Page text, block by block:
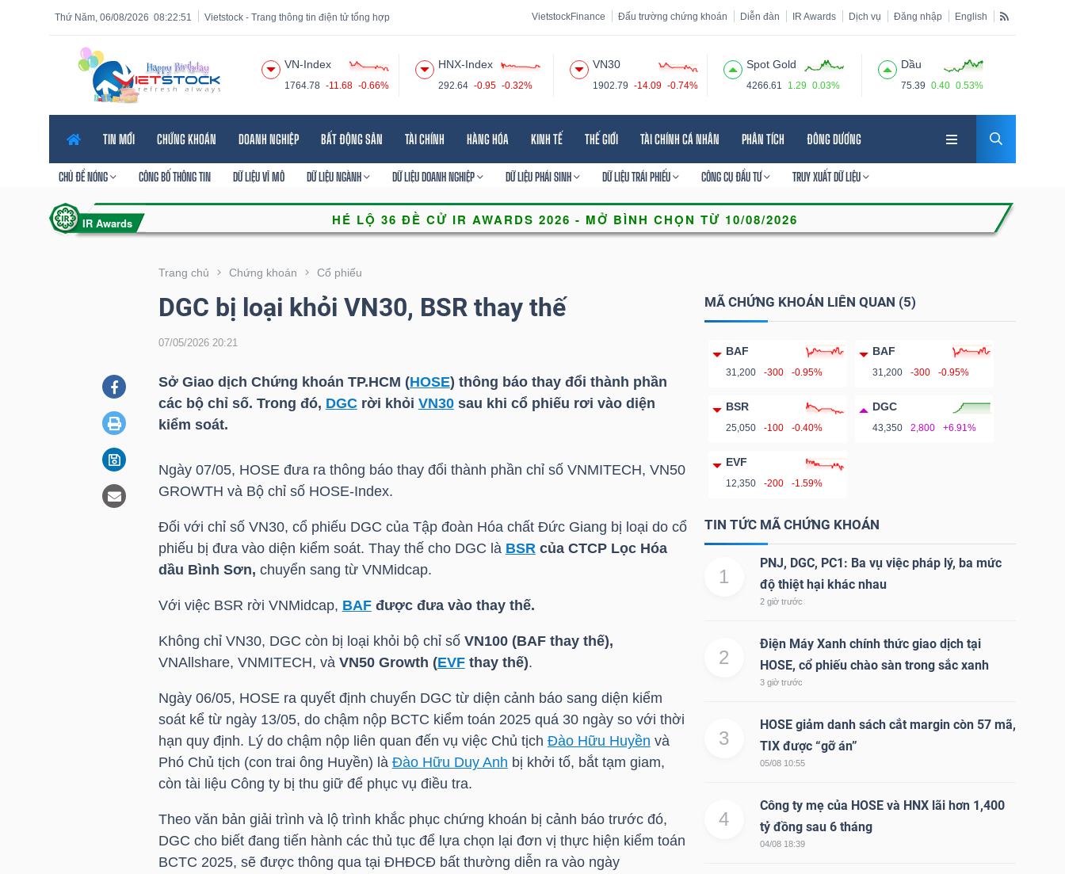
08:22:53
Thứ Năm, 06/08/2026 Vietstock - Trang thông tin điện tử tổng hợp VietstockFinance Đấu trường chứng khoán Diễn đàn IR Awards Dịch vụ Đăng nhập English
VN-Index
1764.78 -11.68 -0.66%
HNX-Index
292.64 -0.95 -0.32%
VN30
1902.79 -14.09 -0.74%
Spot Gold
4266.61 1.29 0.03%
Dầu
75.39 0.40 0.53%
TIN MỚI CHỨNG KHOÁN DOANH NGHIỆP BẤT ĐỘNG SẢN TÀI CHÍNH HÀNG HÓA KINH TẾ THẾ GIỚI TÀI CHÍNH CÁ NHÂN PHÂN TÍCH ĐÔNG DƯƠNG
CHỦ ĐỀ NÓNG CÔNG BỐ THÔNG TIN DỮ LIỆU VĨ MÔ DỮ LIỆU NGÀNH DỮ LIỆU DOANH NGHIỆP DỮ LIỆU PHÁI SINH DỮ LIỆU TRÁI PHIẾU CÔNG CỤ ĐẦU TƯ TRUY XUẤT DỮ LIỆU
Trang chủ Chứng khoán Cổ phiếu
DGC bị loại khỏi VN30, BSR thay thế
07/05/2026 20:21
Sở Giao dịch Chứng khoán TP.HCM (HOSE) thông báo thay đổi thành phần
các bộ chỉ số. Trong đó, DGCrời khỏi VN30sau khi cổ phiếu rơi vào diện
kiểm soát.
Ngày 07/05, HOSEđưa ra thông báo thay đổi thành phần chỉ số VNMITECH, VN50
GROWTH và Bộ chỉ số HOSE-Index.
Đối với chỉ số VN30, cổ phiếu DGC của Tập đoàn Hóa chất Đức Giang bị loại do cổ
phiếu bị đưa vào diện kiểm soát. Thay thế cho DGC là BSRcủa CTCP Lọc Hóa
dầu Bình Sơn, chuyển sang từ VNMidcap.
Với việc BSR rời VNMidcap, BAFđược đưa vào thay thế.
Không chỉ VN30, DGC còn bị loại khỏi bộ chỉ số VN100 (BAFthay thế),
VNAllshare, VNMITECH, và VN50 Growth (EVFthay thế).
Ngày 06/05, HOSEra quyết định chuyển DGC từ diện cảnh báo sang diện kiểm
soát kể từ ngày 13/05, do chậm nộp BCTC kiểm toán 2025 quá 30 ngày so với thời
hạn quy định. Lý do chậm nộp liên quan đến vụ việc Chủ tịch Đào Hữu Huyền và
Phó Chủ tịch (con trai ông Huyền) là Đào Hữu Duy Anh bị khởi tố, bắt tạm giam,
còn tài liệu Công ty bị thu giữ để phục vụ điều tra.
Theo văn bản giải trình và lộ trình khắc phục chứng khoán bị cảnh báo trước đó,
DGC cho biết đang tiến hành các thủ tục để lựa chọn lại đơn vị thực hiện kiểm toán
BCTC 2025, sẽ được thông qua tại ĐHĐCĐ bất thường diễn ra vào ngày
MÃ CHỨNG KHOÁN LIÊN QUAN (5)
BAF
31,200 -300 -0.95%
BAF
31,200 -300 -0.95%
BSR
25,050 -100 -0.40%
DGC
43,350 2,800 +6.91%
EVF
12,350 -200 -1.59%
TIN TỨC MÃ CHỨNG KHOÁN
1
PNJ, DGC, PC1: Ba vụ việc pháp lý, ba mức
độ thiệt hại khác nhau
2 giờ trước
2
Điện Máy Xanh chính thức giao dịch tại
HOSE, cổ phiếu chào sàn trong sắc xanh
3 giờ trước
3
HOSE giảm danh sách cắt margin còn 57 mã,
TIX được “gỡ án”
05/08 10:55
4
Công ty mẹ của HOSE và HNX lãi hơn 1,400
tỷ đồng sau 6 tháng
04/08 18:39
Tính năng
năng
VIETSTOCK